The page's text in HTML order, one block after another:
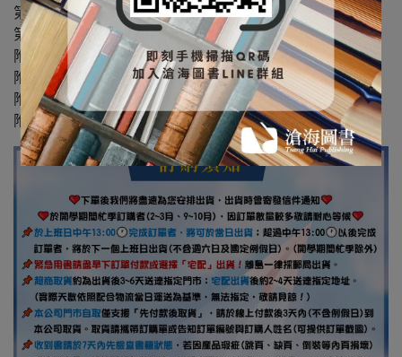
第 11 章 螺旋齒輪減速機
第 12 章
蝸桿減速機
附錄 1 材質的機械性質
附錄 2 幾何應力集中係數
附錄 3 皮帶傳動功率
附錄 4 軸承